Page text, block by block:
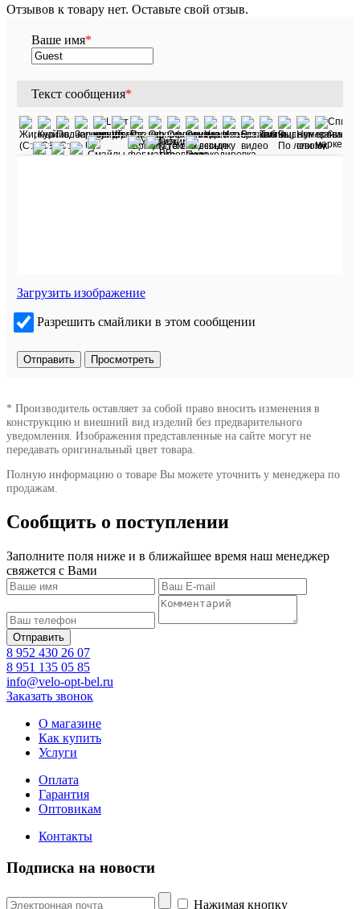
Отзывов к товару нет. Оставьте свой отзыв.
Ваше имя*
Текст сообщения*
Загрузить изображение
Разрешить смайлики в этом сообщении
* Производитель оставляет за собой право вносить изменения в
конструкцию и внешний вид изделий без предварительного
уведомления. Изображения представленные на сайте могут не
передавать оригинальный цвет товара.
Полную информацию о товаре Вы можете уточнить у менеджера по
продажам.
Сообщить о поступлении
Заполните поля ниже и в ближайшее время наш менеджер
свяжется с Вами
8 952 430 26 07
8 951 135 05 85
info@velo-opt-bel.ru
Заказать звонок
О магазине
Как купить
Услуги
Оплата
Гарантия
Оптовикам
Контакты
Подписка на новости
Нажимая кнопку